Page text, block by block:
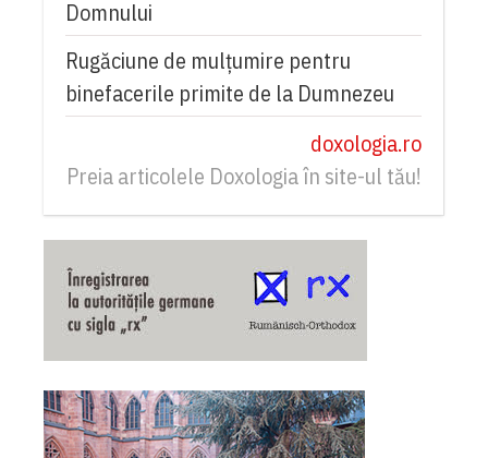
Domnului
Rugăciune de mulțumire pentru
binefacerile primite de la Dumnezeu
doxologia.ro
Preia articolele Doxologia în site-ul tău!